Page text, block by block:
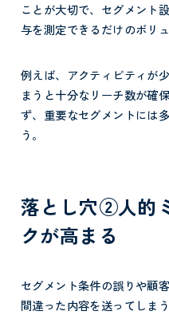
ことが大切で、セグメント
与を測定できるだけのボリ
例えば、アクティビティが
まうと十分なリーチ数が確
ず、重要なセグメントには
う。
落とし穴②人的
クが高まる
セグメント条件の誤りや顧
間違った内容を送ってしま